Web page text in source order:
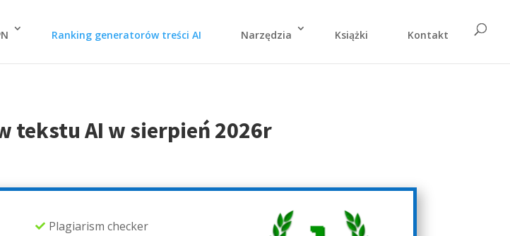
Ranking generatorów treści AI Narzędzia Książki Kontakt
tekstu AI w sierpień 2026r
 Plagiarism checker